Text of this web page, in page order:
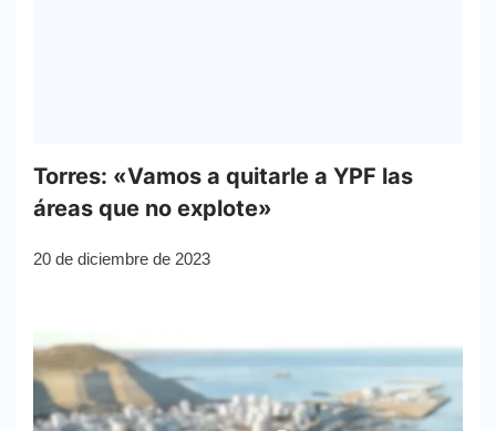
Torres: «Vamos a quitarle a YPF las
áreas que no explote»
20 de diciembre de 2023